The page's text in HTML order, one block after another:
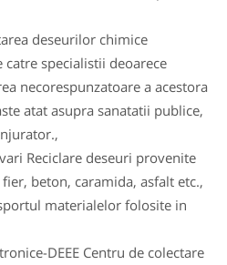
deseurilor chimice
catre specialistii deoarece
necorespunzatoare a acestora
atat asupra sanatatii publice,
Reciclare deseuri provenite
beton, caramida, asfalt etc.,
materialelor folosite in
DEEE Centru de colectare